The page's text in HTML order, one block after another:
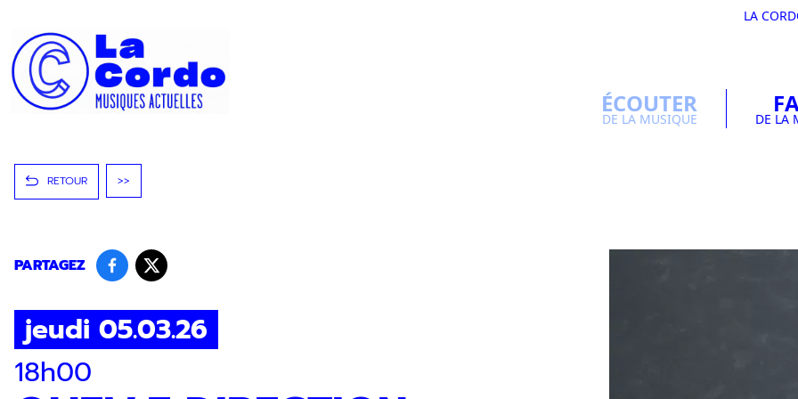
LA
ÉCOUTER
DE LA MUSIQUE DE LA
RETOUR >>
PARTAGEZ
jeudi 05.03.26
18h00